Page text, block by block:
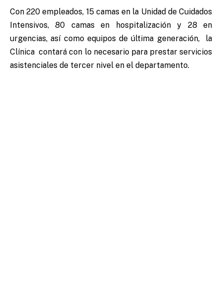
Con 220 empleados, 15 camas en la Unidad de Cuidados
Intensivos, 80 camas en hospitalización y 28 en
urgencias, así como equipos de última generación, la
Clínica contará con lo necesario para prestar servicios
asistenciales de tercer nivel en el departamento.